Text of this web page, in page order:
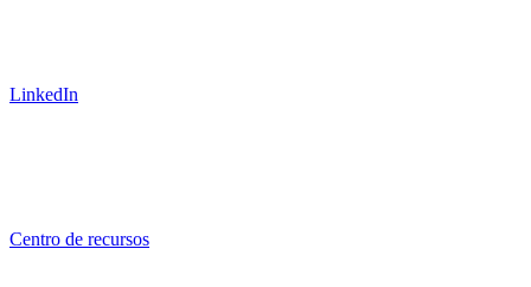
LinkedIn
Centro de recursos